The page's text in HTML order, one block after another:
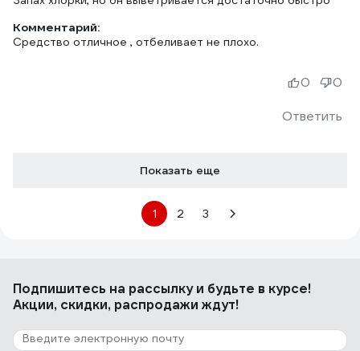
Комментарий:
Средство отличное , отбеливает не плохо.
Ответить
0 0
Показать еще
1 2 3
Подпишитесь на рассылкуи будьте в курсе!
Акции, скидки, распродажи ждут!